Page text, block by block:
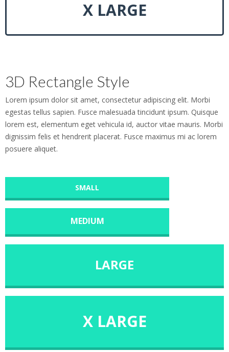
X LARGE
3D Rectangle Style
Lorem ipsum dolor sit amet, consectetur adipiscing elit. Morbi
egestas tellus sapien. Fusce malesuada tincidunt ipsum. Quisque
lorem est, elementum eget vehicula id, auctor vitae mauris. Morbi
dignissim felis et hendrerit placerat. Fusce maximus mi ac lorem
posuere aliquet.
SMALL
MEDIUM
LARGE
X LARGE